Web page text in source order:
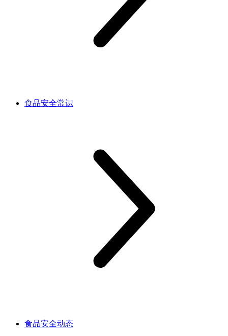
食品安全常识
食品安全动态